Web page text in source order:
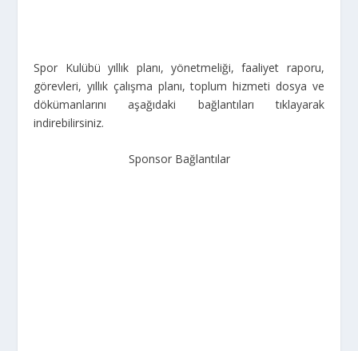
Spor Kulübü yıllık planı, yönetmeliği, faaliyet raporu,
görevleri, yıllık çalışma planı, toplum hizmeti dosya ve
dökümanlarını aşağıdaki bağlantıları tıklayarak
indirebilirsiniz.
Sponsor Bağlantılar